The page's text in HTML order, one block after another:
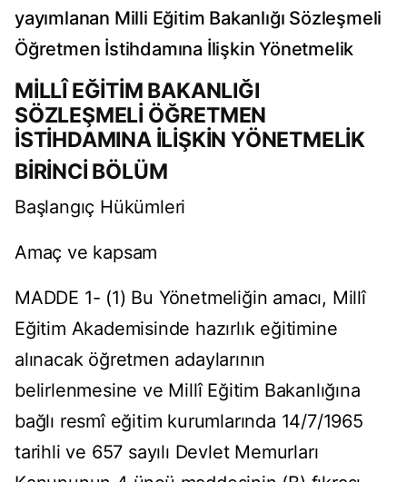
yayımlanan Milli Eğitim Bakanlığı Sözleşmeli
Öğretmen İstihdamına İlişkin Yönetmelik
MİLLÎ EĞİTİM BAKANLIĞI
SÖZLEŞMELİ ÖĞRETMEN
İSTİHDAMINA İLİŞKİN YÖNETMELİK
BİRİNCİ BÖLÜM
Başlangıç Hükümleri
Amaç ve kapsam
MADDE 1- (1) Bu Yönetmeliğin amacı, Millî
Eğitim Akademisinde hazırlık eğitimine
alınacak öğretmen adaylarının
belirlenmesine ve Millî Eğitim Bakanlığına
bağlı resmî eğitim kurumlarında 14/7/1965
tarihli ve 657 sayılı Devlet Memurları